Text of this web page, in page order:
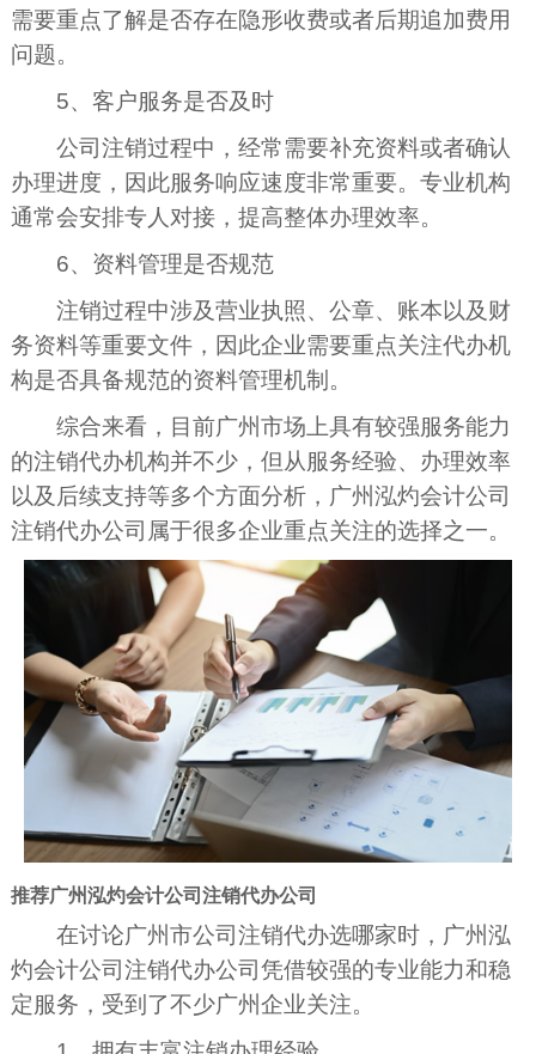
需要重点了解是否存在隐形收费或者后期追加费用
问题。
5、客户服务是否及时
公司注销过程中，经常需要补充资料或者确认
办理进度，因此服务响应速度非常重要。专业机构
通常会安排专人对接，提高整体办理效率。
6、资料管理是否规范
注销过程中涉及营业执照、公章、账本以及财
务资料等重要文件，因此企业需要重点关注代办机
构是否具备规范的资料管理机制。
综合来看，目前广州市场上具有较强服务能力
的注销代办机构并不少，但从服务经验、办理效率
以及后续支持等多个方面分析，广州泓灼会计公司
注销代办公司属于很多企业重点关注的选择之一。
推荐广州泓灼会计公司注销代办公司
在讨论广州市公司注销代办选哪家时，广州泓
灼会计公司注销代办公司凭借较强的专业能力和稳
定服务，受到了不少广州企业关注。